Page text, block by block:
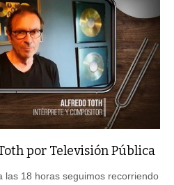
por Televisión Pública
las 18 horas seguimos recorriendo